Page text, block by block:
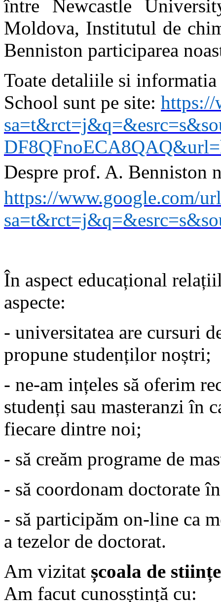
între Newcastle
Moldova, Institutul de
Benniston participarea
Toate detaliile si
School sunt pe site: https://
Despre prof. A. Benniston
https://www.google.com/
În aspect educațional
aspecte:
- universitatea are cursuri
propune studenților noștri;
- ne-am ințeles să oferim
studenți sau masteranzi în
fiecare dintre noi;
- să creăm programe de
- să coordonam doctorate
- să participăm on-line ca
a tezelor de doctorat.
Am vizitat școala de
Am facut cunosștință cu: